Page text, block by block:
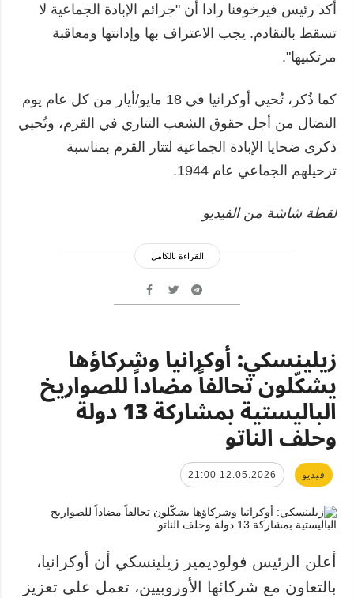
أكد رئيس فيرخوفنا رادا أن "جرائم الإبادة الجماعية لا
تسقط بالتقادم. يجب الاعتراف بها وإدانتها ومعاقبة
مرتكبيها".
كما ذُكر، تُحيي أوكرانيا في 18 مايو/أيار من كل عام يوم
النضال من أجل حقوق الشعب التتاري في القرم، وتُحيي
ذكرى ضحايا الإبادة الجماعية لتتار القرم بمناسبة
ترحيلهم الجماعي عام 1944.
لقطة شاشة من الفيديو
القراءة بالكامل
زيلينسكي: أوكرانيا وشركاؤها
يشكّلون تحالفاً مضاداً للصواريخ
الباليستية بمشاركة 13 دولة
وحلف الناتو
فيديو 12.05.2026 21:00
أعلن الرئيس فولوديمير زيلينسكي أن أوكرانيا،
بالتعاون مع شركائها الأوروبيين، تعمل على تعزيز